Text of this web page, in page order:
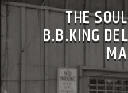
THE
B.B.KING